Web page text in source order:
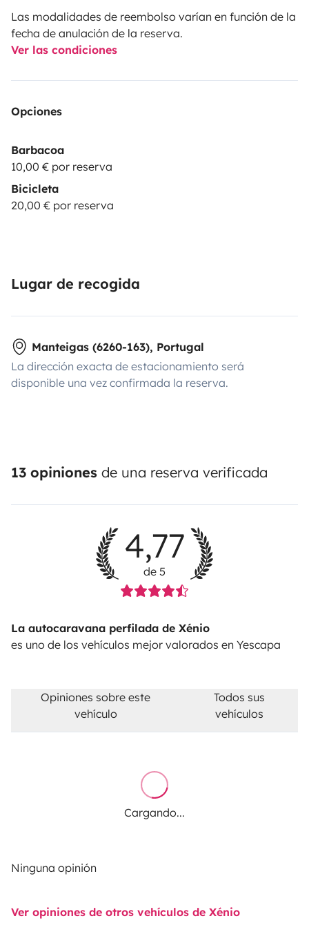
Las modalidades de reembolso varían en función de la
fecha de anulación de la reserva.
Ver las condiciones
Opciones
Barbacoa
10,00 € por reserva
Bicicleta
20,00 € por reserva
Lugar de recogida
Manteigas (6260-163), Portugal
La dirección exacta de estacionamiento será
disponible una vez confirmada la reserva.
13 opiniones de una reserva verificada
4,77
de 5
La autocaravana perfilada de Xénio
es uno de los vehículos mejor valorados en Yescapa
Opiniones sobre este
vehículo
Todos sus
vehículos
Cargando...
Ninguna opinión
Ver opiniones de otros vehículos de Xénio